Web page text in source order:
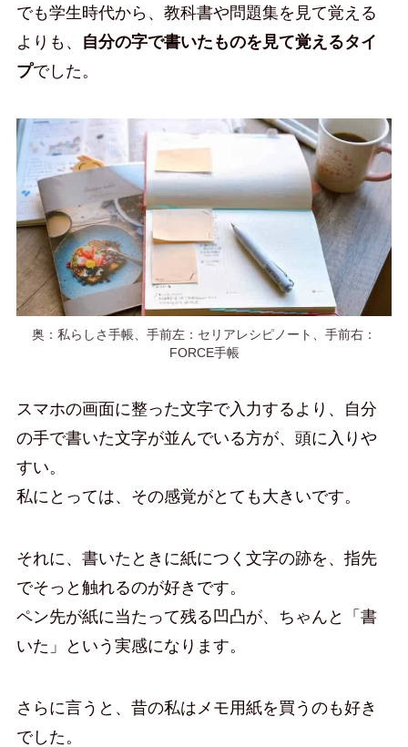
でも学生時代から、教科書や問題集を見て覚える
よりも、
自分の字で書いたものを見て覚えるタイ
プでした。
奥：私らしさ手帳、手前左：セリアレシピノート、手前右：
FORCE手帳
スマホの画面に整った文字で入力するより、自分
の手で書いた文字が並んでいる方が、頭に入りや
すい。
私にとっては、その感覚がとても大きいです。
それに、書いたときに紙につく文字の跡を、指先
でそっと触れるのが好きです。
ペン先が紙に当たって残る凹凸が、ちゃんと「書
いた」という実感になります。
さらに言うと、昔の私はメモ用紙を買うのも好き
でした。